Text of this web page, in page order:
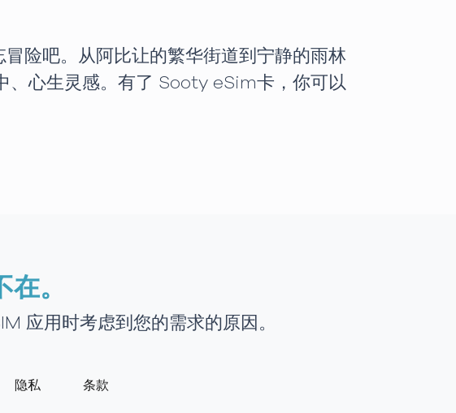
险吧。从阿比让的繁华街道到宁静的雨林
、心生灵感。有了 Sooty eSim卡，你可以
。
应用时考虑到您的需求的原因。
隐私 条款